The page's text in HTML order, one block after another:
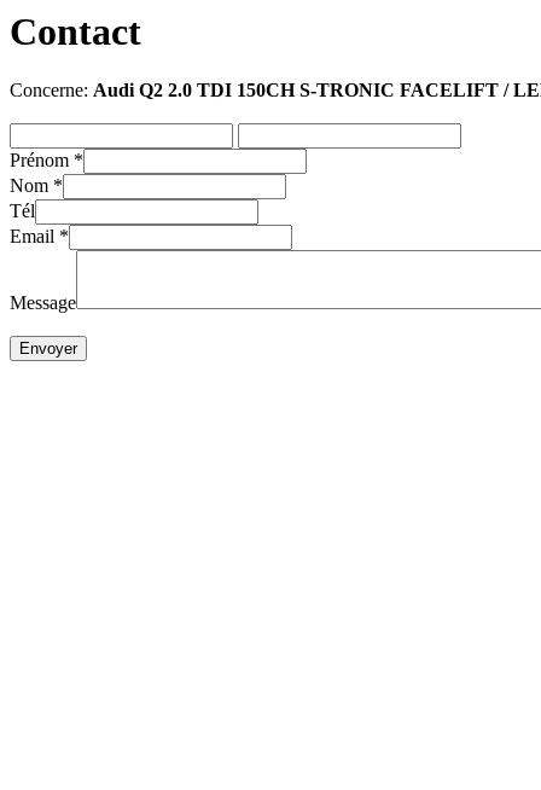
Contact
Concerne: Audi Q2 2.0 TDI 150CH S-TRONIC FACELIFT /
Prénom *
Nom *
Tél
Email *
Message